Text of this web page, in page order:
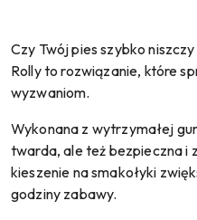
Czy Twój pies szybko
Rolly to rozwiązanie, które
wyzwaniom.
Wykonana z wytrzymałej
twarda, ale też bezpieczna i
kieszenie na smakołyki
godziny zabawy.